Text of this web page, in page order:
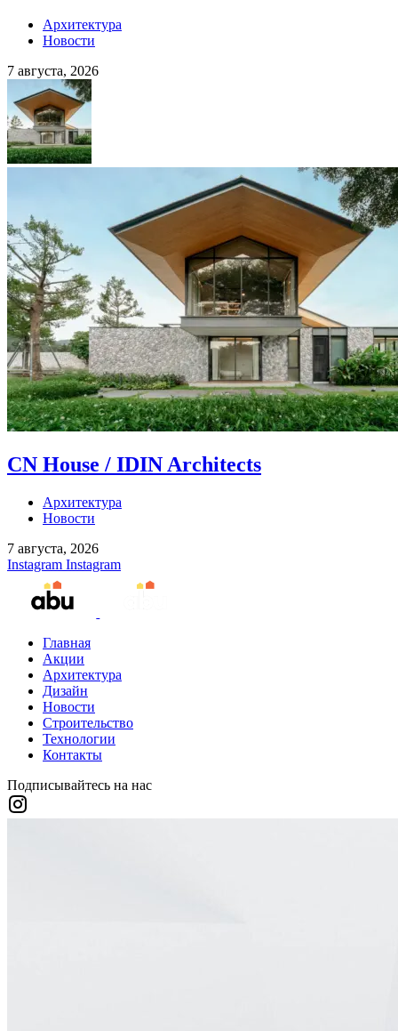
Архитектура
Новости
7 августа, 2026
CN House / IDIN Architects
Архитектура
Новости
7 августа, 2026
Instagram Instagram
Главная
Акции
Архитектура
Дизайн
Новости
Строительство
Технологии
Контакты
Подписывайтесь на нас